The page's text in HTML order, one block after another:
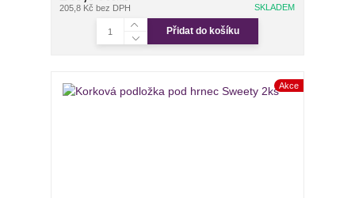
205,8 Kčbez DPH SKLADEM
Přidat do košíku
Akce